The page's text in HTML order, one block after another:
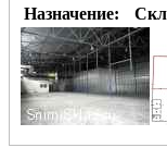
Назначение: